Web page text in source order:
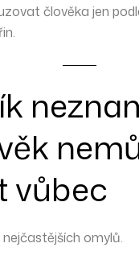
člověka jen
vůbec
nejčastějších omylů.